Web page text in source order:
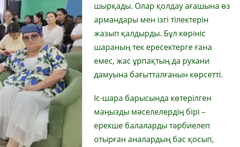
шырқады. Олар қолдау ағашына өз
армандары мен ізгі тілектерін
жазып қалдырды. Бұл көрініс
шараның тек ересектерге ғана
емес, жас ұрпақтың да рухани
дамуына бағытталғанын көрсетті.
Іс-шара барысында көтерілген
маңызды мәселелердің бірі –
ерекше балаларды тәрбиелеп
отырған аналардың бас қосып,